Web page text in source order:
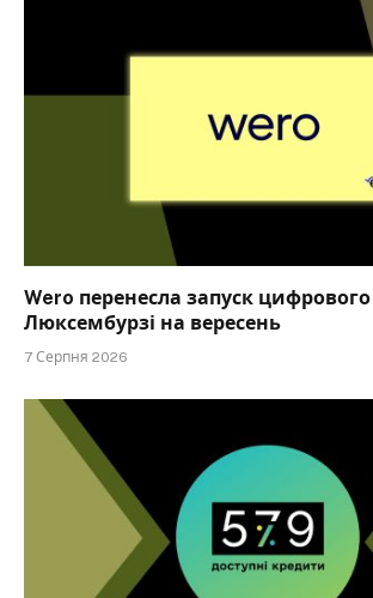
Wero перенесла запуск
Люксембурзі на вересень
7 Серпня 2026